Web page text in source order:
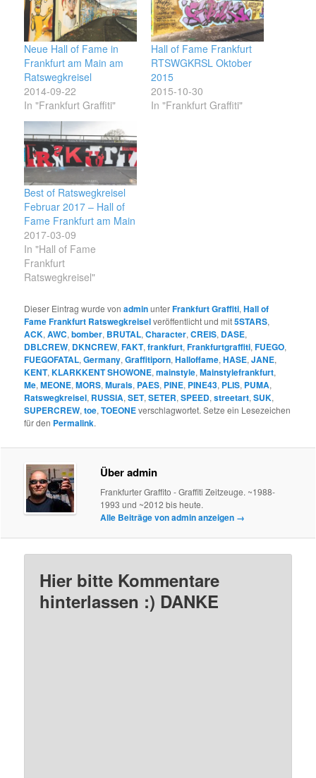
Neue Hall of Fame in
Frankfurt am Main am
Ratswegkreisel
2014-09-22
In "Frankfurt Graffiti"
Hall of Fame Frankfurt
RTSWGKRSL Oktober
2015
2015-10-30
In "Frankfurt Graffiti"
Best of Ratswegkreisel
Februar 2017 – Hall of
Fame Frankfurt am Main
2017-03-09
In "Hall of Fame
Frankfurt
Ratswegkreisel"
Dieser Eintrag wurde vonadminunterFrankfurt Graffiti,Hall of
Fame Frankfurt Ratswegkreiselveröffentlicht und mit5STARS,
ACK,AWC,bomber, BRUTAL,Character,CREIS, DASE,
DBLCREW, DKNCREW,FAKT,frankfurt,Frankfurtgraffiti,FUEGO,
FUEGOFATAL,Germany,Graffitiporn,Halloffame,HASE,JANE,
KENT,KLARKKENT SHOWONE,mainstyle,Mainstylefrankfurt,
Me,MEONE,MORS,Murals, PAES, PINE, PINE43, PLIS, PUMA,
Ratswegkreisel, RUSSIA,SET,SETER,SPEED,streetart,SUK,
SUPERCREW,toe,TOEONEverschlagwortet. Setze ein Lesezeichen
für den Permalink.
Über admin
Frankfurter Graffito - Graffiti Zeitzeuge. ~1988-
1993 und ~2012 bis heute.
Alle Beiträge von admin anzeigen →
Hier bitte Kommentare
hinterlassen :) DANKE